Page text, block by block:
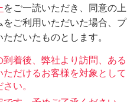
をご一読いただき、同意の上
ご利用いただいた場合、プ
だいたものとします。
着後、弊社より訪問、ある
だけるお客様を対象として
い。